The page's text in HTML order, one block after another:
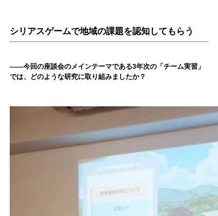
シリアスゲームで地域の課題を認知してもらう
——今回の座談会のメインテーマである3年次の「チーム実習」
では、どのような研究に取り組みましたか？